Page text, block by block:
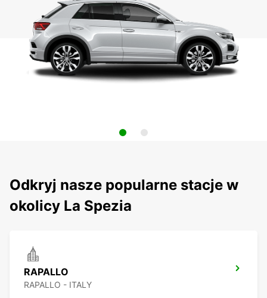
Odkryj nasze popularne stacje w
okolicy La Spezia
RAPALLO
RAPALLO - ITALY